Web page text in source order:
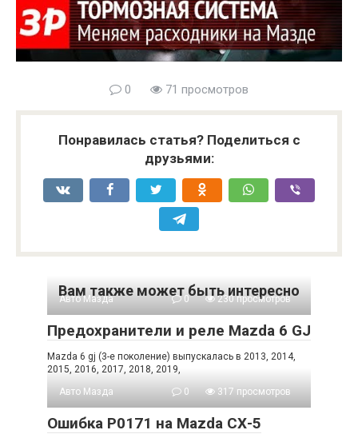
0 71 просмотров
Понравилась статья? Поделиться с
друзьями:
Вам также может быть интересно
Авто Мазда 0 230 просмотров
Предохранители и реле Mazda 6 GJ
Mazda 6 gj (3-е поколение) выпускалась в 2013, 2014,
2015, 2016, 2017, 2018, 2019,
Авто Мазда
0 317 просмотров
Ошибка Р0171 на Mazda СХ-5